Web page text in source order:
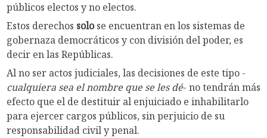
públicos electos y no electos.
Estos derechos solose encuentran en los sistemas de
gobernaza democráticos y con división del poder, es
decir en las Repúblicas.
Al no ser actos judiciales, las decisiones de este tipo -
cualquiera sea el nombre que se les dé- no tendrán más
efecto que el de destituir al enjuiciado e inhabilitarlo
para ejercer cargos públicos, sin perjuicio de su
responsabilidad civil y penal.